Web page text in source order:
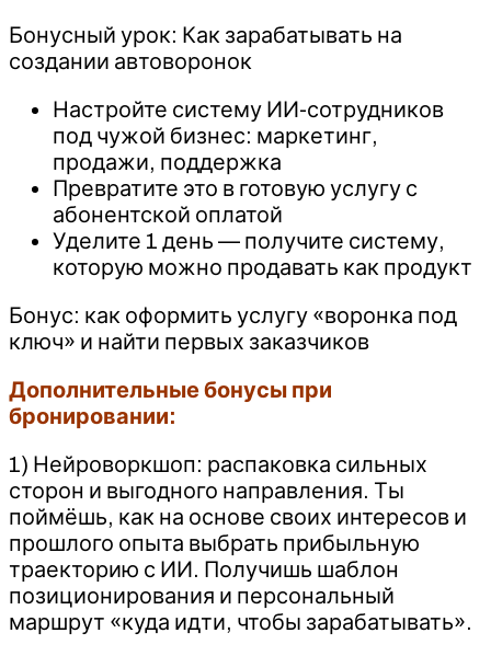
Бонусный урок: Как зарабатывать на
создании автоворонок
Настройте систему ИИ-сотрудников
под чужой бизнес: маркетинг,
продажи, поддержка
Превратите это в готовую услугу с
абонентской оплатой
Уделите 1 день — получите систему,
которую можно продавать как продукт
Бонус: как оформить услугу «воронка под
ключ» и найти первых заказчиков
Дополнительные бонусы при
бронировании:
1) Нейроворкшоп: распаковка сильных
сторон и выгодного направления. Ты
поймёшь, как на основе своих интересов и
прошлого опыта выбрать прибыльную
траекторию с ИИ. Получишь шаблон
позиционирования и персональный
маршрут «куда идти, чтобы зарабатывать».